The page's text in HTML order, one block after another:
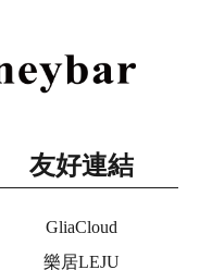
友好連結
GliaCloud
樂居LEJU